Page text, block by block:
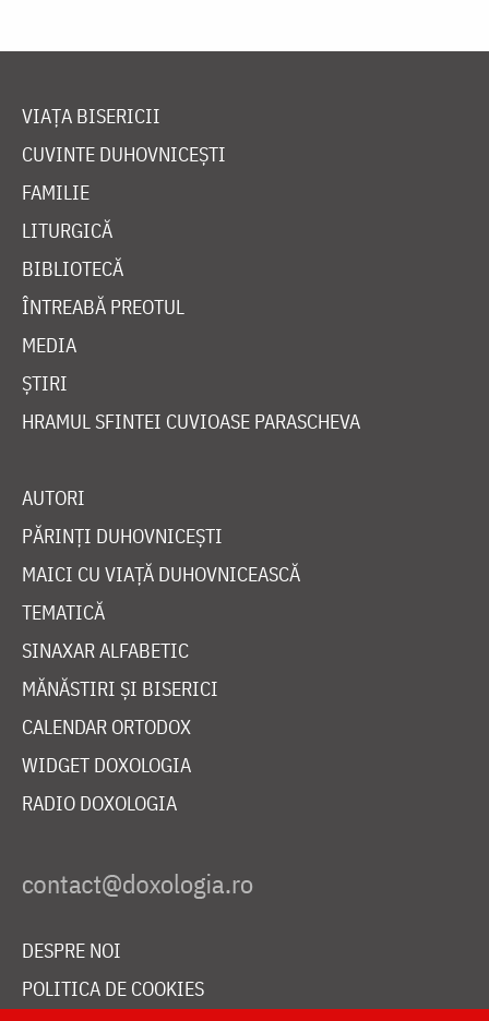
VIAȚA BISERICII
CUVINTE DUHOVNICEȘTI
FAMILIE
LITURGICĂ
BIBLIOTECĂ
ÎNTREABĂ PREOTUL
MEDIA
ȘTIRI
HRAMUL SFINTEI CUVIOASE PARASCHEVA
AUTORI
PĂRINȚI DUHOVNICEȘTI
MAICI CU VIAȚĂ DUHOVNICEASCĂ
TEMATICĂ
SINAXAR ALFABETIC
MĂNĂSTIRI ȘI BISERICI
CALENDAR ORTODOX
WIDGET DOXOLOGIA
RADIO DOXOLOGIA
DESPRE NOI
POLITICA DE COOKIES